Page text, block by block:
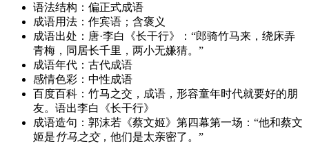
语法结构： 偏正式成语
成语用法： 作宾语；含褒义
成语出处： 唐·李白《长干行》：“郎骑竹马来，绕床弄
青梅，同居长千里，两小无嫌猜。”
成语年代： 古代成语
感情色彩： 中性成语
百度百科： 竹马之交，成语，形容童年时代就要好的朋
友。语出李白《长干行》
成语造句： 郭沫若《蔡文姬》第四幕第一场：“他和蔡文
姬是竹马之交，他们是太亲密了。”